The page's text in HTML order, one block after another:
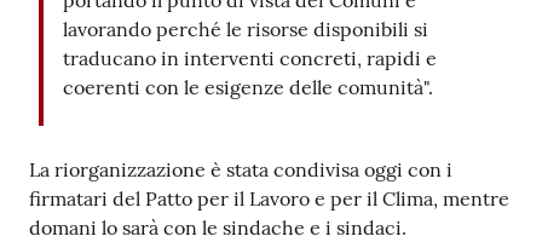
lavorando perché le risorse disponibili si
traducano in interventi concreti, rapidi e
coerenti con le esigenze delle comunità".
La riorganizzazione è stata condivisa oggi con i
firmatari del Patto per il Lavoro e per il Clima, mentre
domani lo sarà con le sindache e i sindaci.